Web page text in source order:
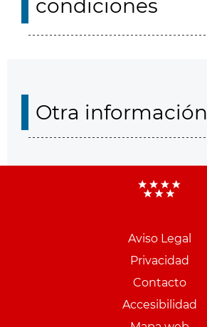
condiciones
Otra información
Aviso Legal
Privacidad
Contacto
Accesibilidad